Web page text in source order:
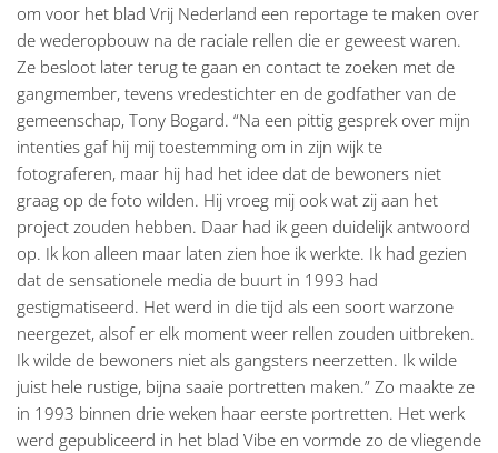
om voor het blad Vrij Nederland een reportage te maken over
de wederopbouw na de raciale rellen die er geweest waren.
Ze besloot later terug te gaan en contact te zoeken met de
gangmember, tevens vredestichter en de godfather van de
gemeenschap, Tony Bogard. “Na een pittig gesprek over mijn
intenties gaf hij mij toestemming om in zijn wijk te
fotograferen, maar hij had het idee dat de bewoners niet
graag op de foto wilden. Hij vroeg mij ook wat zij aan het
project zouden hebben. Daar had ik geen duidelijk antwoord
op. Ik kon alleen maar laten zien hoe ik werkte. Ik had gezien
dat de sensationele media de buurt in 1993 had
gestigmatiseerd. Het werd in die tijd als een soort warzone
neergezet, alsof er elk moment weer rellen zouden uitbreken.
Ik wilde de bewoners niet als gangsters neerzetten. Ik wilde
juist hele rustige, bijna saaie portretten maken.” Zo maakte ze
in 1993 binnen drie weken haar eerste portretten. Het werk
werd gepubliceerd in het blad Vibe en vormde zo de vliegende